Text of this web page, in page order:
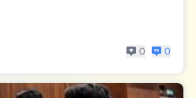
0 0